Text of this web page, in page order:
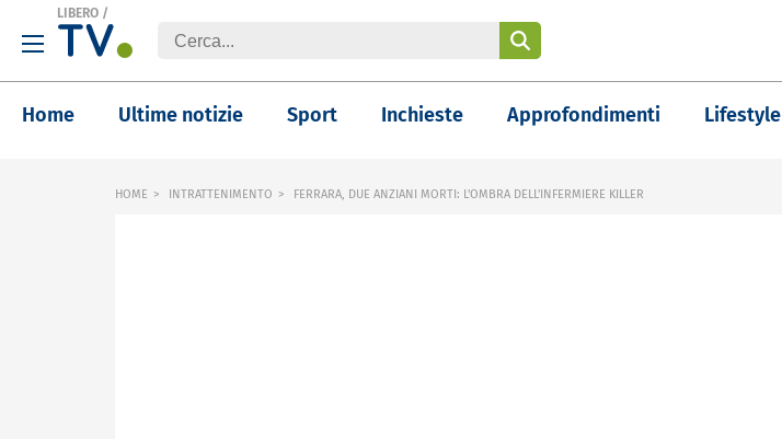
LIBERO /
Home Ultime notizie Sport Inchieste Approfondimenti Lifestyle
HOME INTRATTENIMENTO FERRARA, DUE ANZIANI MORTI: L'OMBRA DELL'INFERMIERE KILLER